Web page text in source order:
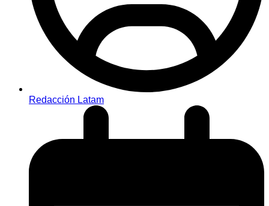
Redacción Latam